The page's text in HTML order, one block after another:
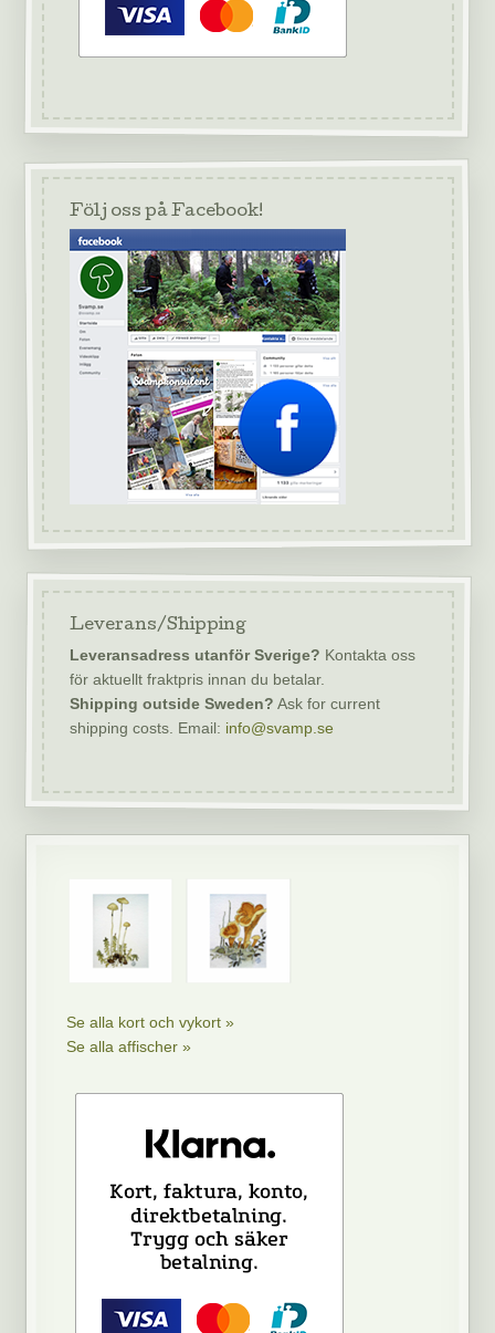
Följ oss på Facebook!
Leverans/Shipping
Leveransadress utanför Sverige? Kontakta oss
för aktuellt fraktpris innan du betalar.
Shipping outside Sweden? Ask for current
shipping costs. Email: info@svamp.se
Se alla kort och vykort »
Se alla affischer »